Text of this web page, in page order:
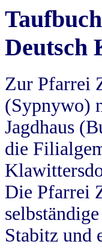
Deutsch
Zur Pfarrei
(Sypnywo)
Jagdhaus
die
Die Pfarrei
Stabitz und